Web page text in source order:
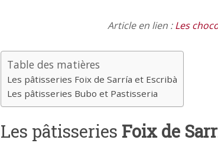
Article en lien :Les
Table des matières
Les pâtisseries Foix de Sarría et Escribà
Les pâtisseries Bubo et Pastisseria
Les pâtisseries Foix de